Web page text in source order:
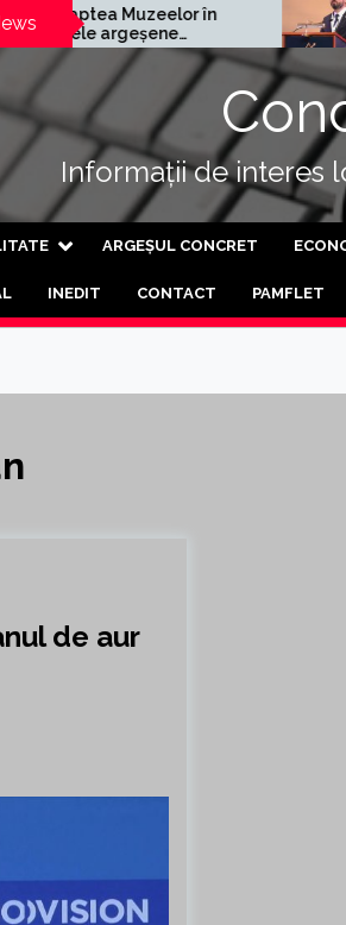
Muzeelor în
Jos și
de Sus
ARGEȘ
al
Informații de interes
ARGEȘUL CONCRET
INEDIT CONTACT PAMFLET
de aur